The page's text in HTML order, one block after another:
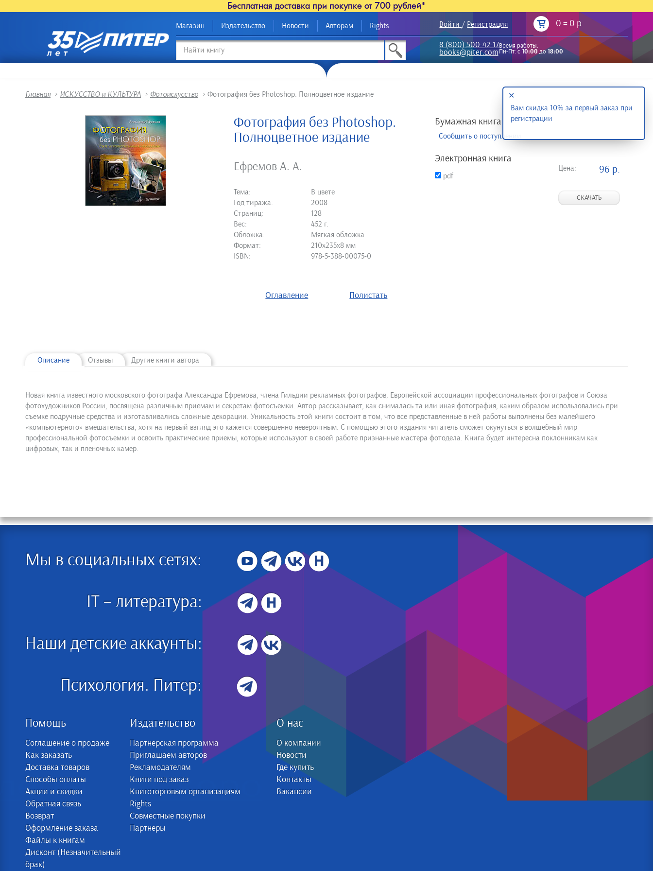
Бесплатная доставка при покупке от 700 рублей*
Магазин Издательство Новости Авторам Rights Войти / Регистрация 0 = 0 р.
8 (800) 500-42-17
books@piter.com
Время работы:
Пн-Пт: с10:00до18:00
Главная > ИСКУССТВО и КУЛЬТУРА > Фотоискусство > Фотография без Photoshop. Полноцветное издание
Фотография без Photoshop.
Полноцветное издание
Ефремов А. А.
Тема:
В цвете
Год тиража:
2008
Страниц:
128
Вес:
452 г.
Обложка:
Мягкая обложка
Формат:
210х235х8 мм
ISBN:
978-5-388-00075-0
Бумажная книга
Сообщить о поступлении
Электронная книга
pdf
Цена: 96 р.
СКАЧАТЬ
Оглавление Полистать
Описание Отзывы Другие книги автора
Новая книга известного московского фотографа Александра Ефремова, члена Гильдии рекламных фотографов, Европейской ассоциации профессиональных фотографов и Союза
фотохудожников России, посвящена различным приемам и секретам фотосъемки. Автор рассказывает, как снималась та или иная фотография, каким образом использовались при
съемке подручные средства и изготавливались сложные декорации. Уникальность этой книги состоит в том, что все представленные в ней работы выполнены без малейшего
«компьютерного» вмешательства, хотя на первый взгляд это кажется совершенно невероятным. С помощью этого издания читатель сможет окунуться в волшебный мир
профессиональной фотосъемки и освоить практические приемы, которые используют в своей работе признанные мастера фотодела. Книга будет интересна поклонникам как
цифровых, так и пленочных камер.
Мы в социальных сетях:
IT – литература:
Наши детские аккаунты:
Психология. Питер:
Помощь
Соглашение о продаже
Как заказать
Доставка товаров
Способы оплаты
Акции и скидки
Обратная связь
Возврат
Оформление заказа
Файлы к книгам
Дисконт (Незначительный
брак)
Издательство
Партнерская программа
Приглашаем авторов
Рекламодателям
Книги под заказ
Книготорговым организациям
Rights
Совместные покупки
Партнеры
О нас
О компании
Новости
Где купить
Контакты
Вакансии
Вам скидка 10% за первый заказ при
регистрации
✕